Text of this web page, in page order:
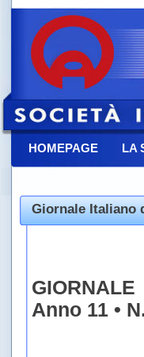
HOMEPAGE LA
Giornale Italiano
Anno 11 •